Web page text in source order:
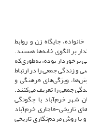
جایگاه زن و روابط
بر الگوی خانه‌ها هستند.
برخوردار بوده، به‌طوری‌که
زندگی جمعی را در ارتباط
ویژگی‌های فرهنگی و
جمعی را تعریف می‌کنند.
شهر خرم‌آباد با چگونگی
تاریخی-قاجاری خرم‌آباد
با روش مردم‌نگاری تاریخی